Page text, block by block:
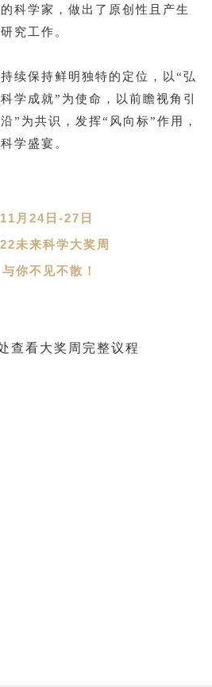
科学家，做出了原创性且产生
究工作。
续保持鲜明独特的定位，以“弘
学成就”为使命，以前瞻视角引
”为共识，发挥“风向标”作用，
学盛宴。
11月24日-27日
未来科学大奖周
与你不见不散！
查看大奖周完整议程